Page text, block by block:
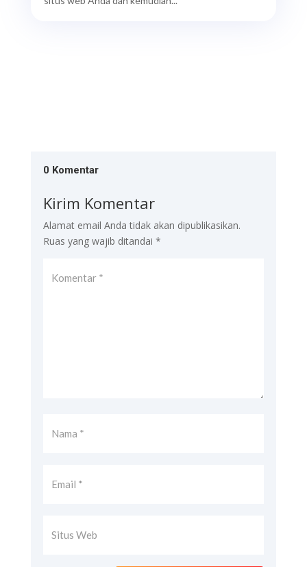
0 Komentar
Kirim Komentar
Alamat email Anda tidak akan dipublikasikan.
Ruas yang wajib ditandai *